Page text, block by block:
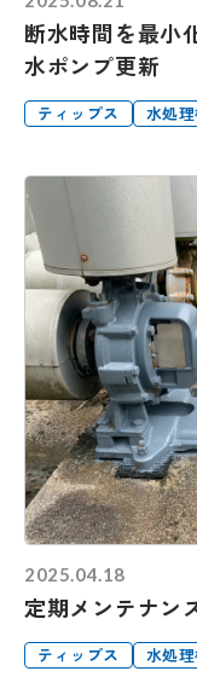
断水時間を最小
水ポンプ更新
ティップス 水処
2025.04.18
定期メンテナン
ティップス 水処